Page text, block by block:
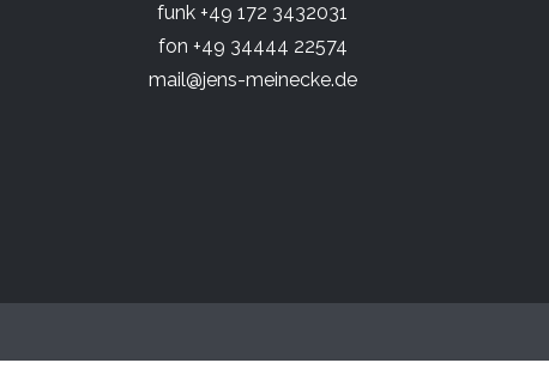
funk +49 172 3432031
fon +49 34444 22574
mail@jens-meinecke.de